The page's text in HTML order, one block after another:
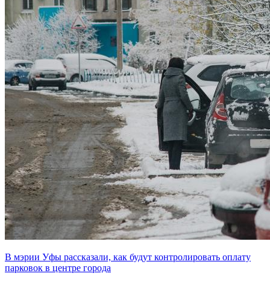
В мэрии Уфы рассказали, как будут контролировать оплату
парковок в центре города